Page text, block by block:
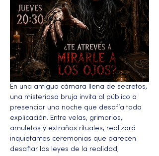
En una antigua cámara llena de secretos,
una misteriosa bruja invita al público a
presenciar una noche que desafía toda
explicación. Entre velas, grimorios,
amuletos y extraños rituales, realizará
inquietantes ceremonias que parecen
desafiar las leyes de la realidad,